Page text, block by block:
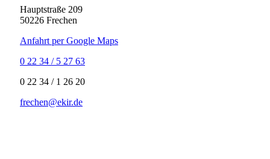
Hauptstraße 209
50226 Frechen
Anfahrt per Google Maps
0 22 34 / 5 27 63
‍0 22 34 / ‍1 26 20
frechen@ekir.de